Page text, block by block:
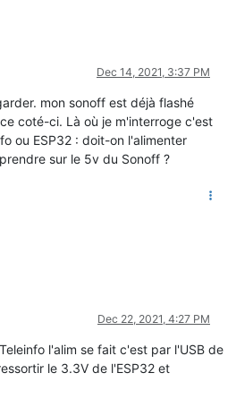
Dec 14, 2021, 3:37 PM
mon sonoff est déjà flashé
coté-ci. Là où je m'interroge c'est
ou ESP32 : doit-on l'alimenter
sur le 5v du Sonoff ?
Dec 22, 2021, 4:27 PM
l'alim se fait c'est par l'USB de
le 3.3V de l'ESP32 et